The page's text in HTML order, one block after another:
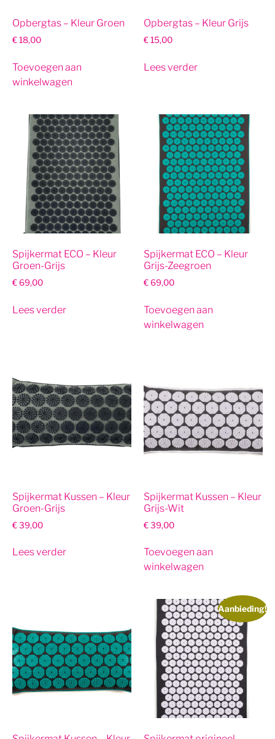
Opbergtas – Kleur Groen
€18,00
Toevoegen aan
winkelwagen
Opbergtas – Kleur Grijs
€15,00
Lees verder
Spijkermat ECO – Kleur
Groen-Grijs
€ 69,00
Lees verder
Spijkermat ECO – Kleur
Grijs-Zeegroen
€ 69,00
Toevoegen aan
winkelwagen
Spijkermat Kussen – Kleur
Groen-Grijs
€39,00
Lees verder
Spijkermat Kussen – Kleur
Grijs-Wit
€39,00
Toevoegen aan
winkelwagen
Aanbieding!